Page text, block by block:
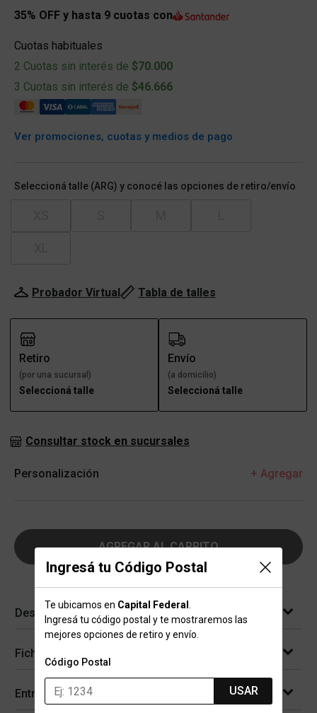
Ingresá tu Código Postal
Te ubicamos en Capital Federal
Ingresá tu código postal y te mostraremos las
mejores opciones de retiro y envío.
Código Postal
USAR
35% OFF y hasta 9 cuotas con
Cuotas habituales
2 Cuotas sin interés de $70.000
3 Cuotas sin interés de $46.666
Ver promociones, cuotas y medios de pago
Seleccioná talle (ARG) y conocé las opciones de retiro/envío
Probador Virtual Tabla de talles
Retiro
(por una sucursal)
Seleccioná talle
Envío
(a domicilio)
Seleccioná talle
Consultar stock en sucursales
Personalización + Agregar
AGREGAR AL CARRITO
Descripción
Ficha técnica
Entregas